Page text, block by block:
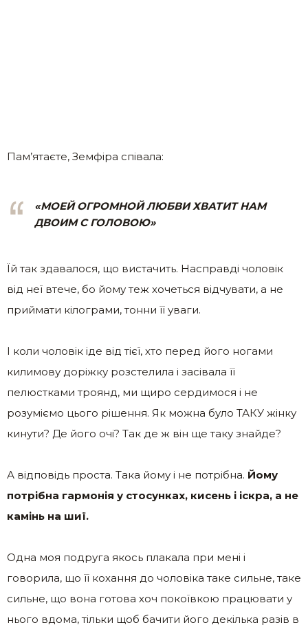
Пам’ятаєте, Земфіра співала:
«МОЕЙ ОГРОМНОЙ ЛЮБВИ ХВАТИТ НАМ
ДВОИМ С ГОЛОВОЮ»
Їй так здавалося, що вистачить. Насправді чоловік
від неї втече, бо йому теж хочеться відчувати, а не
приймати кілограми, тонни її уваги.
І коли чоловік іде від тієї, хто перед його ногами
килимову доріжку розстелила і засівала її
пелюстками троянд, ми щиро сердимося і не
розуміємо цього рішення. Як можна було ТАКУ жінку
кинути? Де його очі? Так де ж він ще таку знайде?
А відповідь проста. Така йому і не потрібна. Йому
потрібна гармонія у стосунках, кисень і іскра, а не
камінь на шиї.
Одна моя подруга якось плакала при мені і
говорила, що її кохання до чоловіка таке сильне, таке
сильне, що вона готова хоч покоївкою працювати у
нього вдома, тільки щоб бачити його декілька разів в